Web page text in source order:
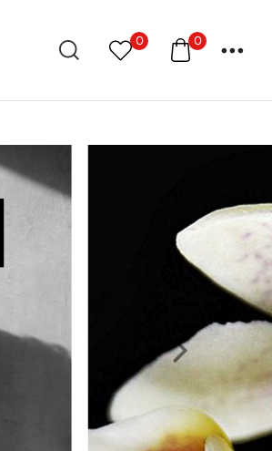
0 0 ...